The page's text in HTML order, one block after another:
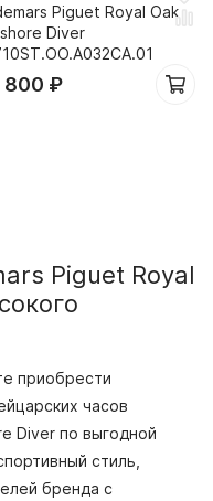
Piguet Royal Oak
Diver
800 ₽
Piguet Royal
приобрести
часов
Diver по выгодной
стиль,
бренда с